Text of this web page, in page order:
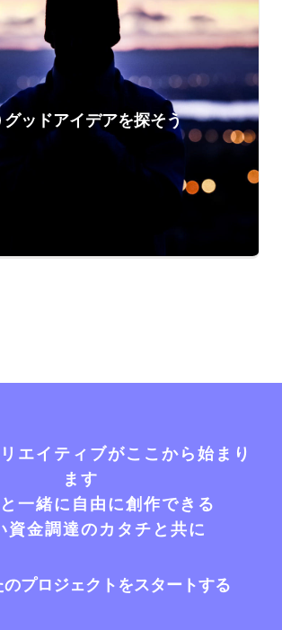
グッドアイデアを探そう
エイティブがここから始まり
ます
一緒に自由に創作できる
資金調達のカタチと共に
プロジェクトをスタートする